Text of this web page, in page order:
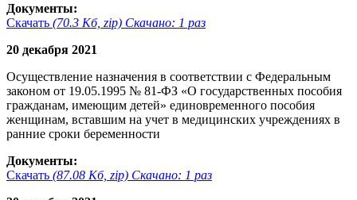
Документы:
Скачать (70.3 Кб, zip) Скачано: 1 раз
20 декабря 2021
Осуществление назначения в соответствии с Федеральным
законом от 19.05.1995 № 81-ФЗ «О государственных пособия
гражданам, имеющим детей» единовременного пособия
женщинам, вставшим на учет в медицинских учреждениях в
ранние сроки беременности
Документы:
Скачать (87.08 Кб, zip) Скачано: 1 раз